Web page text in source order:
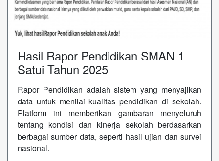
Hasil Rapor Pendidikan SMAN 1
Satui Tahun 2025
Rapor Pendidikan adalah sistem yang menyajikan
data untuk menilai kualitas pendidikan di sekolah.
Platform ini memberikan gambaran menyeluruh
tentang kondisi dan kinerja sekolah berdasarkan
berbagai sumber data, seperti hasil ujian dan survei
nasional.